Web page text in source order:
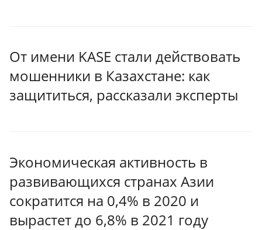
От имени KASE стали действовать
мошенники в Казахстане: как
защититься, рассказали эксперты
Экономическая активность в
развивающихся странах Азии
сократится на 0,4% в 2020 и
вырастет до 6,8% в 2021 году